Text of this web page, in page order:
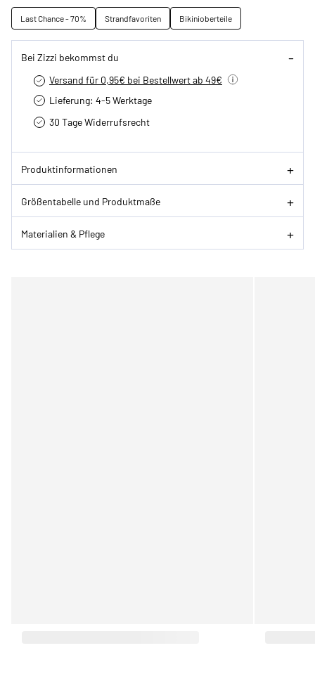
Last Chance - 70% Strandfavoriten Bikinioberteile
Bei Zizzi bekommst du
Versand für 0,95€ bei Bestellwert ab 49€
Lieferung: 4-5 Werktage
30 Tage Widerrufsrecht
Produktinformationen
Größentabelle und Produktmaße
Materialien & Pflege